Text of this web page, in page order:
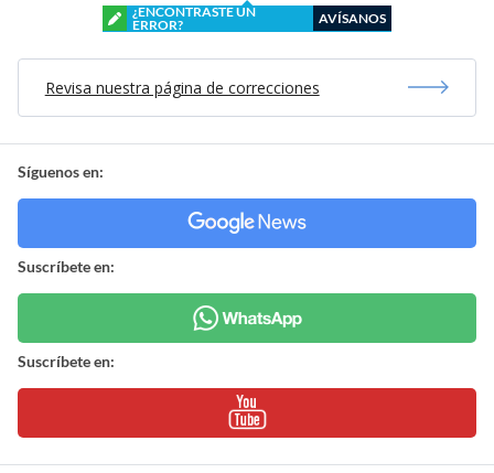
¿ENCONTRASTE UN
ERROR?
AVÍSANOS
Revisa nuestra página de correcciones
Síguenos en:
Suscríbete en:
Suscríbete en: